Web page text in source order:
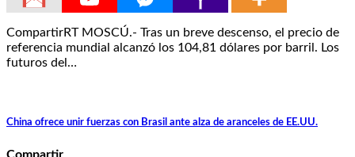
CompartirRT MOSCÚ.- Tras un breve descenso, el precio de
referencia mundial alcanzó los 104,81 dólares por barril. Los
futuros del…
China ofrece unir fuerzas con Brasil ante alza de aranceles de EE.UU.
Compartir